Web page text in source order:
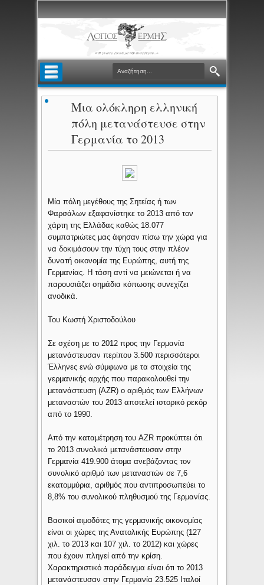
Μια ολόκληρη ελληνική
πόλη μετανάστευσε στην
Γερμανία το 2013
Μία πόλη μεγέθους της Σητείας ή των
Φαρσάλων εξαφανίστηκε το 2013 από τον
χάρτη της Ελλάδας καθώς 18.077
συμπατριώτες μας άφησαν πίσω την χώρα για
να δοκιμάσουν την τύχη τους στην πλέον
δυνατή οικονομία της Ευρώπης, αυτή της
Γερμανίας. Η τάση αντί να μειώνεται ή να
παρουσιάζει σημάδια κόπωσης συνεχίζει
ανοδικά.
Του Κωστή Χριστοδούλου
Σε σχέση με το 2012 προς την Γερμανία
μετανάστευσαν περίπου 3.500 περισσότεροι
Έλληνες ενώ σύμφωνα με τα στοιχεία της
γερμανικής αρχής που παρακολουθεί την
μετανάστευση (ΑΖR) ο αριθμός των Ελλήνων
μεταναστών του 2013 αποτελεί ιστορικό ρεκόρ
από το 1990.
Από την καταμέτρηση του AZR προκύπτει ότι
το 2013 συνολικά μετανάστευσαν στην
Γερμανία 419.900 άτομα ανεβάζοντας τον
συνολικό αριθμό των μεταναστών σε 7,6
εκατομμύρια, αριθμός που αντιπροσωπεύει το
8,8% του συνολικού πληθυσμού της Γερμανίας.
Βασικοί αιμοδότες της γερμανικής οικονομίας
είναι οι χώρες της Ανατολικής Ευρώπης (127
χιλ. το 2013 και 107 χιλ. το 2012) και χώρες
που έχουν πληγεί από την κρίση.
Χαρακτηριστικό παράδειγμα είναι ότι το 2013
μετανάστευσαν στην Γερμανία 23.525 Ιταλοί